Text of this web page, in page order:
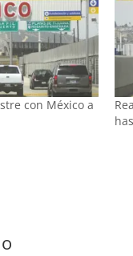
con México a